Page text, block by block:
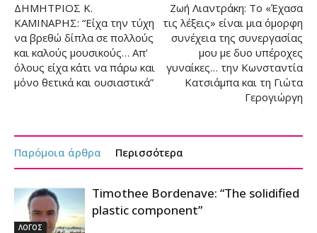
ΔΗΜΗΤΡΙΟΣ Κ.
ΚΑΜΙΝΑΡΗΣ: “Είχα την τύχη
να βρεθώ δίπλα σε πολλούς
και καλούς μουσικούς… Απ’
όλους είχα κάτι να πάρω και
μόνο θετικά και ουσιαστικά”
Ζωή Λιαντράκη: Το «Έχασα
τις λέξεις» είναι μια όμορφη
συνέχεια της συνεργασίας
μου με δυο υπέροχες
γυναίκες… την Κωνσταντία
Κατσιάμπα και τη Γιώτα
Γερογιώργη
Παρόμοια άρθρα Περισσότερα
ΛΟΓΟΣ
Timothee Bordenave: “The solidified
plastic component”